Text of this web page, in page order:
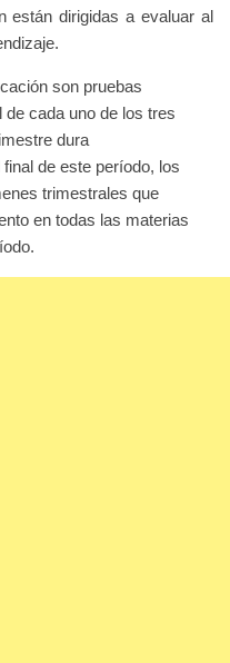
están dirigidas a evaluar al
son pruebas
cada uno de los tres
dura
de este período, los
trimestrales que
en todas las materias